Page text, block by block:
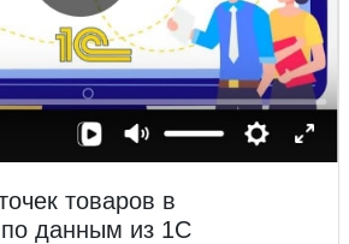
товаров в
данным из 1С